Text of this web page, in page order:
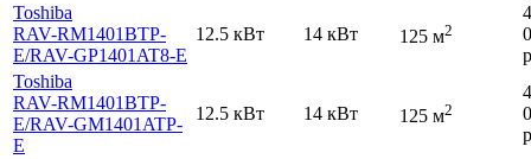
Toshiba
RAV-RM1401BTP-
E/RAV-GP1401AT8-E
12.5 кВт 14 кВт 125 м2
Toshiba
RAV-RM1401BTP-
E/RAV-GM1401ATP-
E
12.5 кВт 14 кВт 125 м2